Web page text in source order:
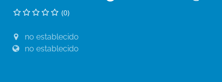
(0)
no establecido
no establecido